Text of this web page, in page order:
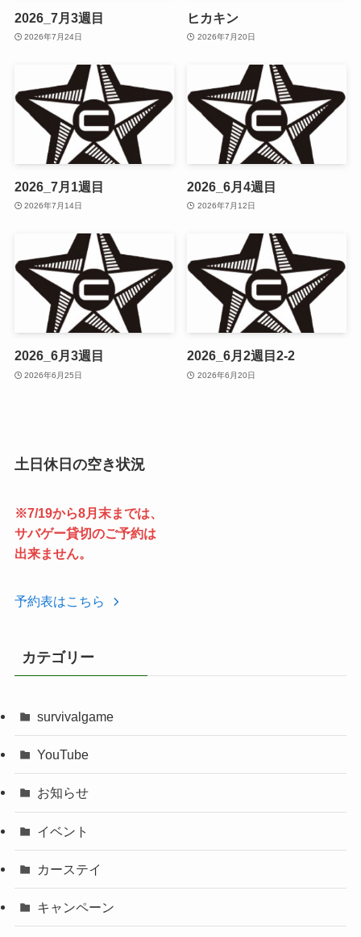
2026_7月3週目
2026年7月24日
ヒカキン
2026年7月20日
2026_7月1週目
2026年7月14日
2026_6月4週目
2026年7月12日
2026_6月3週目
2026年6月25日
2026_6月2週目2-2
2026年6月20日
土日休日の空き状況
※7/19から8月末までは、
サバゲー貸切のご予約は
出来ません。
予約表はこちら
カテゴリー
survivalgame
YouTube
お知らせ
イベント
カーステイ
キャンペーン